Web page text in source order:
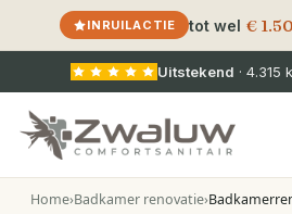
INRUILACTIE tot wel €
Uitstekend · 4.315
Home›Badkamer renovatie›